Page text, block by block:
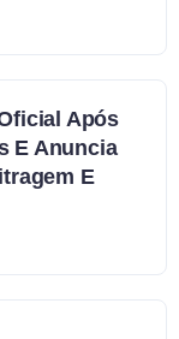
Após
E Anuncia
E